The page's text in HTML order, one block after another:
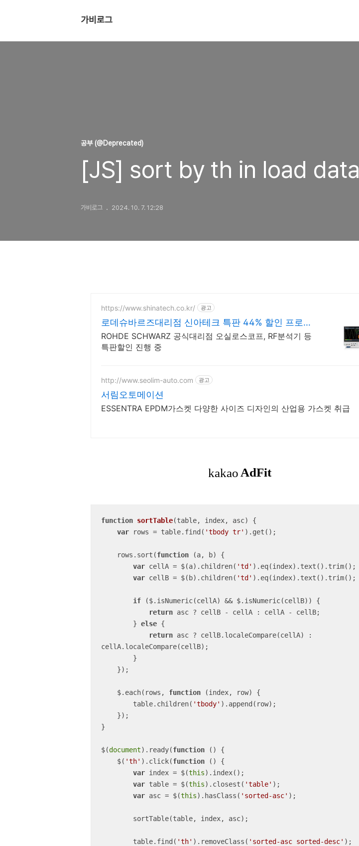
가비로그
공부 (@Deprecated)
[JS] sort by th in load data
가비로그 2024. 10. 7. 12:28
https://www.shinatech.co.kr/ 광고
로데슈바르즈대리점 신아테크 특판 44% 할인 프로모
션중
ROHDE SCHWARZ 공식대리점 오실로스코프, RF분석기 등
특판할인 진행 중
http://www.seolim-auto.com 광고
서림오토메이션
ESSENTRA EPDM가스켓 다양한 사이즈 디자인의 산업용 가스켓 취급
function sortTable(table, index, asc) {
var rows = table.find( 'tbody tr' ).get();
    rows.sort(
function (a, b) {
var cellA = $(a).children( 'td' ).eq(index).text().trim();
var cellB = $(b).children( 'td' ).eq(index).text().trim();
if ($.isNumeric(cellA) && $.isNumeric(cellB)) {
return asc ? cellB - cellA : cellA - cellB;
        }
else {
return asc ? cellB.localeCompare(cellA) :
cellA.localeCompare(cellB);
    $.each(rows,
function (index, row) {
        table.children(
'tbody' ).append(row);
}
$(document).ready(function ( ) {
    $(
'th' ).click(function ( ) {
var index = $(this).index();
var table = $(this).closest( 'table' );
var asc = $(this).hasClass( 'sorted-asc' );
        table.find(
'th' ).removeClass( 'sorted-asc sorted-desc' );